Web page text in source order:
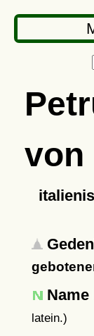
von
Name
latein.)